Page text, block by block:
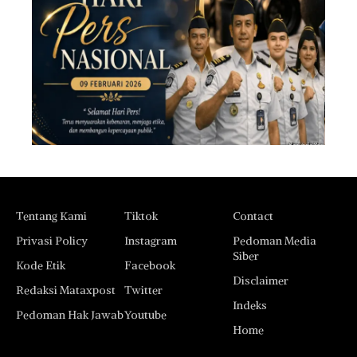
Tentang Kami
Privasi Policy
Kode Etik
Redaksi Mataxpost
Pedoman Hak Jawab
Tiktok
Instagram
Facebook
Twitter
Youtube
Contact
Pedoman Media
Siber
Disclaimer
Indeks
Home